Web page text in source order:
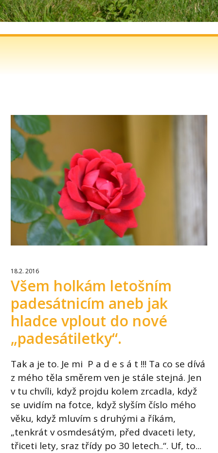
18.2. 2016
Všem holkám letošním
padesátnicím aneb jak
hladce vplout do nové
„padesátiletky“.
Tak a je to. Je mi P a d e s á t !!! Ta co se dívá
z mého těla směrem ven je stále stejná. Jen
v tu chvíli, když projdu kolem zrcadla, když
se uvidím na fotce, když slyším číslo mého
věku, když mluvím s druhými a říkám,
„tenkrát v osmdesátým, před dvaceti lety,
třiceti lety, sraz třídy po 30 letech..“. Uf, to...